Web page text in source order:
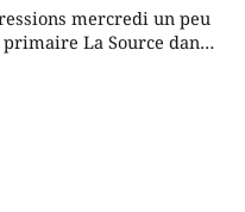
mercredi un peu
La Source dans
L'une de deux
véhicule et aspergée